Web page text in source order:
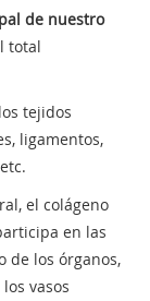
de nuestro
total
tejidos
ligamentos,
el colágeno
en las
de los órganos,
vasos